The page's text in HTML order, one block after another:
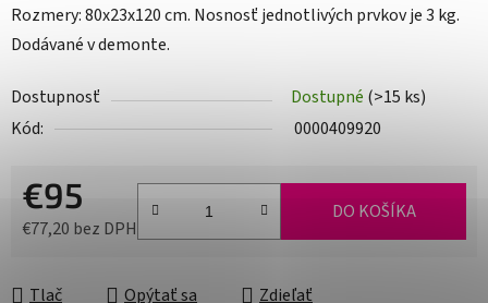
Rozmery: 80x23x120 cm. Nosnosť jednotlivých prvkov je 3 kg.
Dodávané v demonte.
Dostupnosť Dostupné (>15 ks)
Kód:
0000409920
€95
€77,20 bez DPH
DO KOŠÍKA
Tlač Opýtať sa Zdieľať